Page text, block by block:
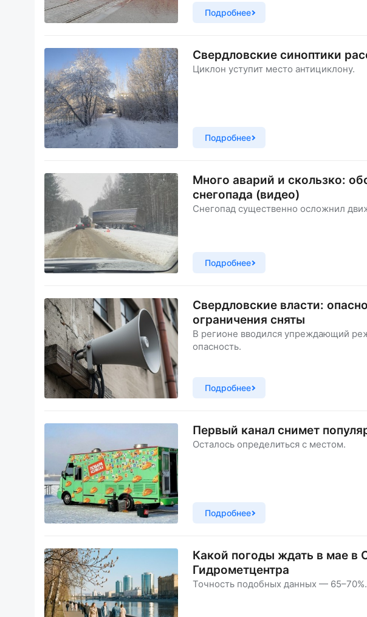
Подробнее
Свердловские синоптики
Циклон уступит место антициклону.
Подробнее
Много аварий и скользко:
снегопада (видео)
Снегопад существенно осложнил
Подробнее
Свердловские власти:
ограничения сняты
В регионе вводился упреждающий
опасность.
Подробнее
Первый канал снимет
Осталось определиться с местом.
Подробнее
Какой погоды ждать в мае в
Гидрометцентра
Точность подобных данных — 65–70%.